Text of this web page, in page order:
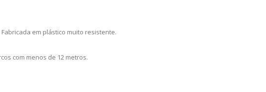
em plástico muito resistente.
com menos de 12 metros.